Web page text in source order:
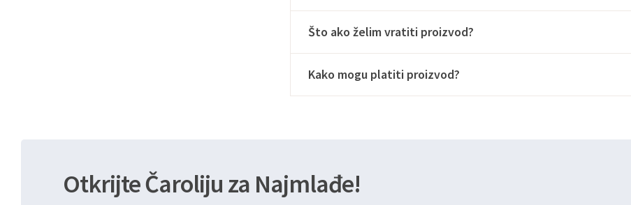
Što ako želim vratiti proizvod?
Kako mogu platiti proizvod?
Otkrijte Čaroliju za Najmlađe!